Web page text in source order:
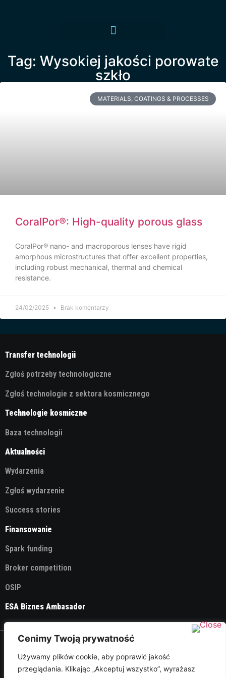
Cenimy Twoją prywatność
Używamy plików cookie, aby poprawić jakość
przeglądania. Klikając „Akceptuj wszystko”, wyrażasz
Tag: Wysokiej jakości porowate
szkło
MATERIALS, COATINGS & PROCESSES
CoralPor®: High-quality porous glass
CoralPor® nano- and macroporous lenses have rigid
amorphous microstructures that offer excellent properties,
including robust mechanical, thermal and chemical
resistance.
24/02/2025 Brak komentarzy
Transfer technologii
Zgłoś potrzeby technologiczne
Zgłoś technologie z sektora kosmicznego
Technologie kosmiczne
Baza technologii
Aktualności
Wydarzenia
Zgłoś wydarzenie
Success stories
Finansowanie
Spark funding
Broker competition
OSIP
ESA Biznes Ambasador